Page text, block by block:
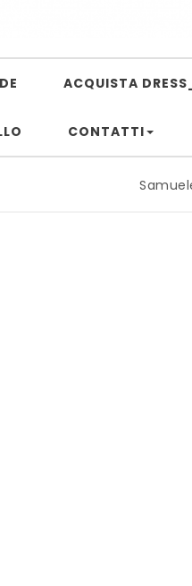
ACQUISTA
CONTATTI
Samuele